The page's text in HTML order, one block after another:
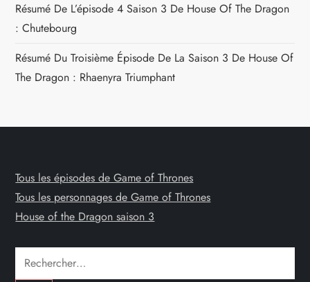
Résumé De L’épisode 4 Saison 3 De House Of The Dragon
: Chutebourg
Résumé Du Troisième Épisode De La Saison 3 De House Of
The Dragon : Rhaenyra Triumphant
Tous les épisodes de Game of Thrones
Tous les personnages de Game of Thrones
House of the Dragon saison 3
Rechercher :